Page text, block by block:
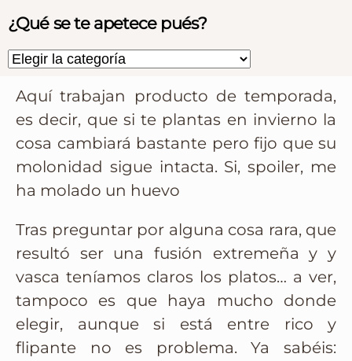
Aquí trabajan producto de temporada,
es decir, que si te plantas en invierno la
cosa cambiará bastante pero fijo que su
molonidad sigue intacta. Si, spoiler, me
ha molado un huevo
Tras preguntar por alguna cosa rara, que
resultó ser una fusión extremeña y y
vasca teníamos claros los platos… a ver,
tampoco es que haya mucho donde
elegir, aunque si está entre rico y
flipante no es problema. Ya sabéis:
¿Qué se te apetece pués?